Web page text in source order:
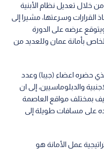
خلال تعديل نظام الأبنية
وسرعتها، مشيرا إلى
عرضه على الدورة
الخاص بأمانة عمان وللعديد من
حضره اعضاء (جيبا) وعدد
والدبلوماسيين، إلى ان
بمختلف مواقع العاصمة
على مسافات طويلة إلى
عمل الأمانة هو